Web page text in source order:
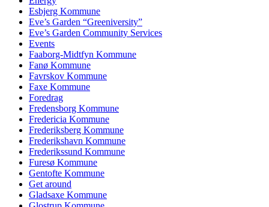
Esbjerg Kommune
Eve’s Garden “Greeniversity”
Eve’s Garden Community Services
Events
Faaborg-Midtfyn Kommune
Fanø Kommune
Favrskov Kommune
Faxe Kommune
Foredrag
Fredensborg Kommune
Fredericia Kommune
Frederiksberg Kommune
Frederikshavn Kommune
Frederikssund Kommune
Furesø Kommune
Gentofte Kommune
Get around
Gladsaxe Kommune